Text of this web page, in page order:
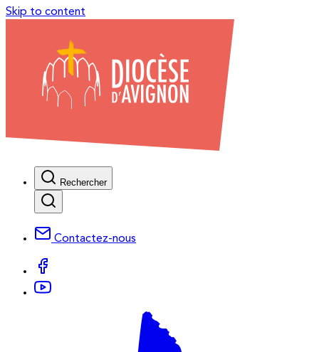
Skip to content
Rechercher
Contactez-nous